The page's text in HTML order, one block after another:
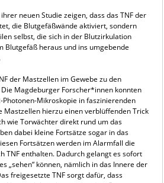
neuen Studie zeigen, dass das TNF der
die Blutgefäßwände aktiviert, sondern
selbst, die sich in der Blutzirkulation
Blutgefäß heraus und ins umgebende
der Mastzellen im Gewebe zu den
Magdeburger Forscher*innen konnten
Mikroskopie in faszinierenden
Mastzellen hierzu einen verblüffenden Trick
wie Torwächter direkt rund um das
dabei kleine Fortsätze sogar in das
Fortsätzen werden im Alarmfall die
TNF enthalten. Dadurch gelangt es sofort
„sehen“ können, nämlich in das Innere der
freigesetzte TNF sorgt dafür, dass